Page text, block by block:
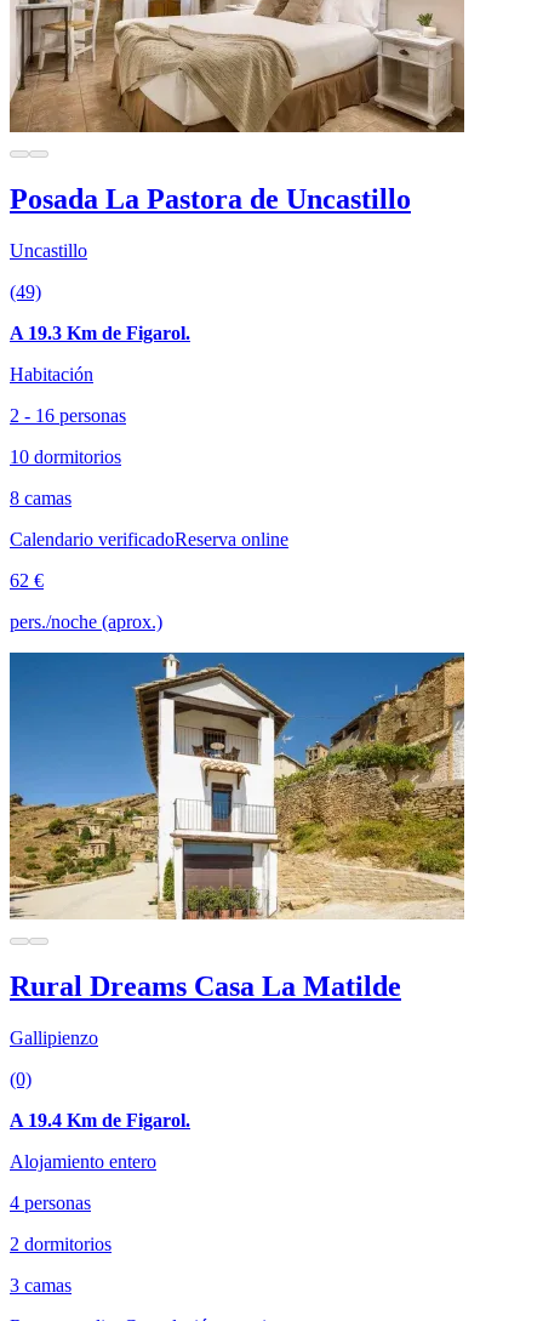
Posada La Pastora de Uncastillo
Uncastillo
(49)
A 19.3 Km de Figarol.
Habitación
2 - 16 personas
10 dormitorios
8 camas
Calendario verificadoReserva online
62 €
pers./noche (aprox.)
Rural Dreams Casa La Matilde
Gallipienzo
(0)
A 19.4 Km de Figarol.
Alojamiento entero
4 personas
2 dormitorios
3 camas